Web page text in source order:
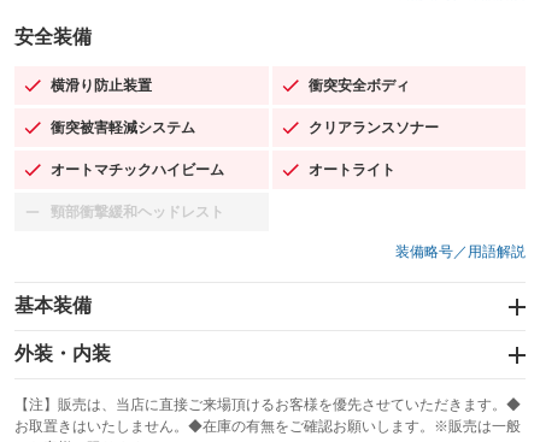
安全装備
横滑り防止装置
：装備あり 衝突安全ボディ
：装備あり
衝突被害軽減システム
：装備あり クリアランスソナー
：装備あり
オートマチックハイビーム
：装備あり オートライト
：装備あり
頸部衝撃緩和ヘッドレスト
：装備なし
装備略号／用語解説
基本装備
エアバッグ：運転席/助手席/サイド
：装備あり
：装備なし
サンルーフ ABS
外装・内装
カーナビ
：装備なし
【注】販売は、当店に直接ご来場頂けるお客様を優先させていただきます。◆
お取置きはいたしません。◆在庫の有無をご確認お願いします。※販売は一般